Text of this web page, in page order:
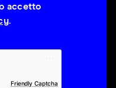
accetto
.
Friendly Captcha